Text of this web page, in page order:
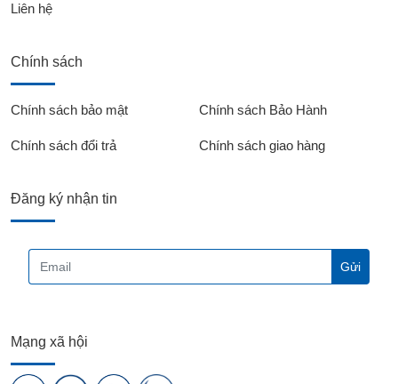
Liên hệ
Chính sách
Chính sách bảo mật Chính sách Bảo Hành
Chính sách đổi trả Chính sách giao hàng
Đăng ký nhận tin
Mạng xã hội